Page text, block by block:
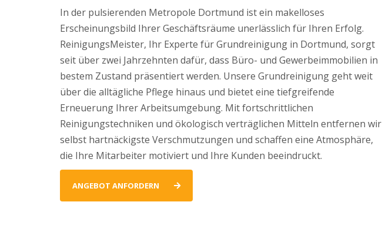
In der pulsierenden Metropole Dortmund ist ein makelloses
Erscheinungsbild Ihrer Geschäftsräume unerlässlich für Ihren Erfolg.
ReinigungsMeister, Ihr Experte für Grundreinigung in Dortmund, sorgt
seit über zwei Jahrzehnten dafür, dass Büro- und Gewerbeimmobilien in
bestem Zustand präsentiert werden. Unsere Grundreinigung geht weit
über die alltägliche Pflege hinaus und bietet eine tiefgreifende
Erneuerung Ihrer Arbeitsumgebung. Mit fortschrittlichen
Reinigungstechniken und ökologisch verträglichen Mitteln entfernen wir
selbst hartnäckigste Verschmutzungen und schaffen eine Atmosphäre,
die Ihre Mitarbeiter motiviert und Ihre Kunden beeindruckt.
ANGEBOT ANFORDERN